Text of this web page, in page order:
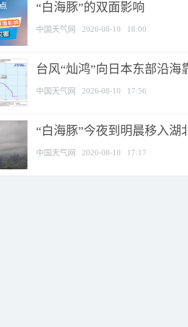
​“白海豚”的双面影响
中国天气网 2026-08-10 18:00
台风“灿鸿”向日本东部沿海
中国天气网 2026-08-10 17:56
“白海豚”今夜到明晨移入湖
中国天气网 2026-08-10 17:17